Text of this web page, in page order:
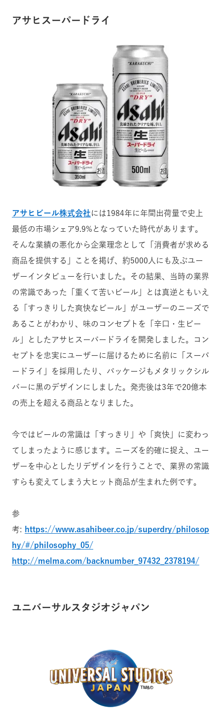
アサヒスーパードライ
アサヒビール株式会社には1984年に年間出荷量で史上
最低の市場シェア9.9%となっていた時代があります。
そんな業績の悪化から企業理念として「消費者が求める
商品を提供する」ことを掲げ、約5000人にも及ぶユー
ザーインタビューを行いました。その結果、当時の業界
の常識であった「重くて苦いビール」とは真逆ともいえ
る「すっきりした爽快なビール」がユーザーのニーズで
あることがわかり、味のコンセプトを「辛口・生ビー
ル」としたアサヒスーパードライを開発しました。コン
セプトを忠実にユーザーに届けるために名前に「スーパ
ードライ」を採用したり、パッケージもメタリックシル
バーに黒のデザインにしました。発売後は3年で20億本
の売上を超える商品となりました。
今ではビールの常識は「すっきり」や「爽快」に変わっ
てしまったように感じます。ニーズを的確に捉え、ユー
ザーを中心としたリデザインを行うことで、業界の常識
すらも変えてしまう大ヒット商品が生まれた例です。
参
考: https://www.asahibeer.co.jp/superdry/philosop
hy/#/philosophy_05/
http://melma.com/backnumber_97432_2378194/
ユニバーサルスタジオジャパン